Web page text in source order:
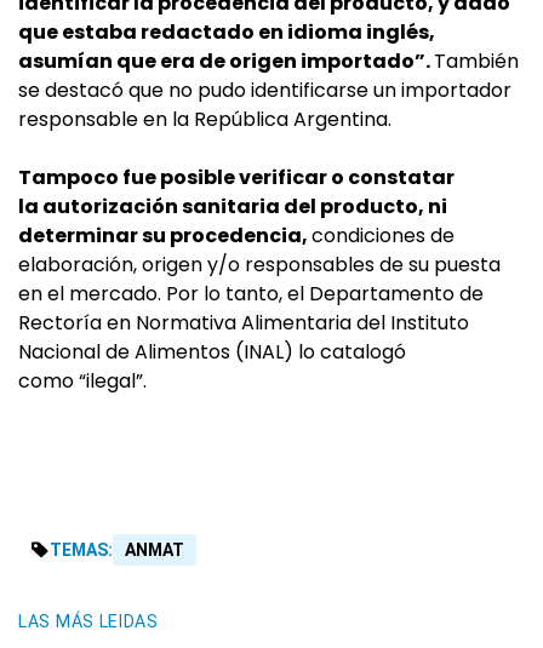
que estaba redactado en idioma inglés,
asumían que era de origen importado”.También
se destacó que no pudo identificarse un importador
responsable en la República Argentina.
Tampoco fue posible verificar o constatar
la autorización sanitaria del producto, ni
determinar su procedencia,condiciones de
elaboración, origen y/o responsables de su puesta
en el mercado. Por lo tanto, el Departamento de
Rectoría en Normativa Alimentaria del Instituto
Nacional de Alimentos (INAL) lo catalogó
como “ilegal”.
TEMAS: ANMAT
LAS MÁS LEIDAS